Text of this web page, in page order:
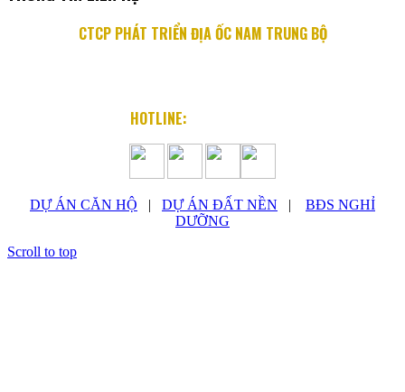
CTCP PHÁT TRIỂN ĐỊA ỐC NAM TRUNG BỘ
HOTLINE:
DỰ ÁN CĂN HỘ | DỰ ÁN ĐẤT NỀN | BĐS NGHỈ
DƯỠNG
Scroll to top